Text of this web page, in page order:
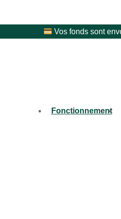
Vos fonds sont
Fonctionnement